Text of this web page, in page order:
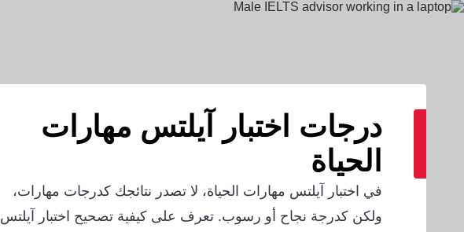
درجات اختبار آيلتس مهارات
الحياة
في اختبار آيلتس مهارات الحياة، لا تصدر نتائجك كدرجات مهارات،
ولكن كدرجة نجاح أو رسوب. تعرف على كيفية تصحيح اختبار آيلتس